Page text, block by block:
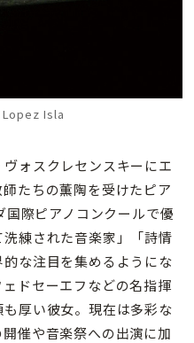
Lopez Isla
ォスクレセンスキーにエ
たちの薫陶を受けたピア
際ピアノコンクールで優
練された音楽家」「詩情
な注目を集めるようにな
ドセーエフなどの名指揮
厚い彼女。現在は多彩な
催や音楽祭への出演に加